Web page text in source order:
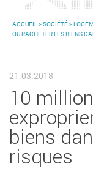
VOUS ÊTES ICI
ACCUEIL >SOCIÉTÉ>
OU RACHETER LES BIENS
21.03.2018
10
biens
risques